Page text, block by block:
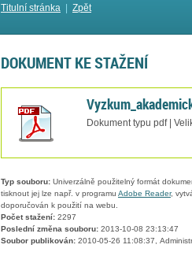
Titulní stránka Zpět
DOKUMENT KE STAŽENÍ
Dokument typu pdf |
Typ souboru: Univerzálně použitelný formát
tisknout jej lze např. v programu Adobe Reader,
doporučován k použití na webu.
Počet stažení: 2297
Poslední změna souboru: 2013-10-08 23:13:47
Soubor publikován: 2010-05-26 11:08:37,